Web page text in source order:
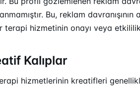
Bu, reklam davranışının
terapi hizmetinin onayı veya
Kalıplar
hizmetlerinin kreatifleri